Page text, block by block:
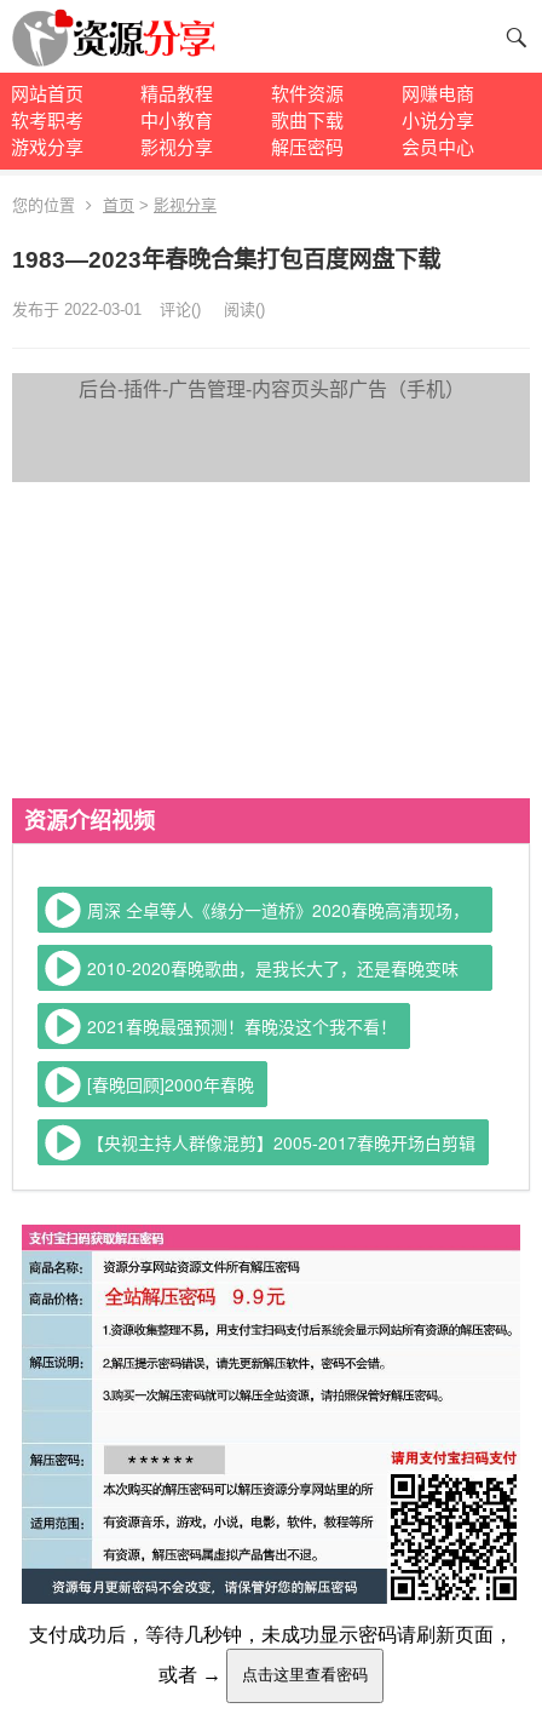
网站首页 精品教程 软件资源
网赚电商
软考职考
中小教育 歌曲下载
小说分享
游戏分享
影视分享 解压密码 会员中心
您的位置 首页 > 影视分享
1983—2023年春晚合集打包百度网盘下载
发布于 2022-03-01 评论() 阅读()
后台-插件-广告管理-内容页头部广告（手机）
资源介绍视频
周深 仝卓等人《缘分一道桥》2020春晚高清现场，
惊艳全场
2010-2020春晚歌曲，是我长大了，还是春晚变味
了？
2021春晚最强预测！春晚没这个我不看！
[春晚回顾]2000年春晚
【央视主持人群像混剪】2005-2017春晚开场白剪辑